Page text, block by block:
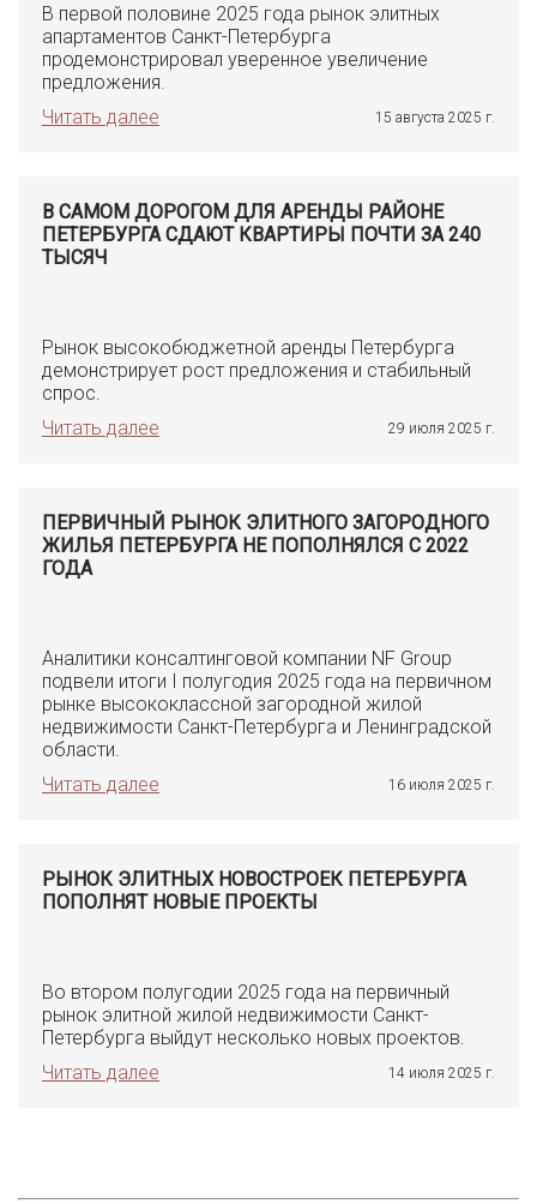
В первой половине 2025 года рынок элитных
апартаментов Санкт-Петербурга
продемонстрировал уверенное увеличение
предложения.
Читать далее
15 августа 2025 г.
В САМОМ ДОРОГОМ ДЛЯ АРЕНДЫ РАЙОНЕ
ПЕТЕРБУРГА СДАЮТ КВАРТИРЫ ПОЧТИ ЗА 240
ТЫСЯЧ
Рынок высокобюджетной аренды Петербурга
демонстрирует рост предложения и стабильный
спрос.
Читать далее
29 июля 2025 г.
ПЕРВИЧНЫЙ РЫНОК ЭЛИТНОГО ЗАГОРОДНОГО
ЖИЛЬЯ ПЕТЕРБУРГА НЕ ПОПОЛНЯЛСЯ С 2022
ГОДА
Аналитики консалтинговой компании NF Group
подвели итоги I полугодия 2025 года на первичном
рынке высококлассной загородной жилой
недвижимости Санкт-Петербурга и Ленинградской
области.
Читать далее
16 июля 2025 г.
РЫНОК ЭЛИТНЫХ НОВОСТРОЕК ПЕТЕРБУРГА
ПОПОЛНЯТ НОВЫЕ ПРОЕКТЫ
Во втором полугодии 2025 года на первичный
рынок элитной жилой недвижимости Санкт-
Петербурга выйдут несколько новых проектов.
Читать далее
14 июля 2025 г.